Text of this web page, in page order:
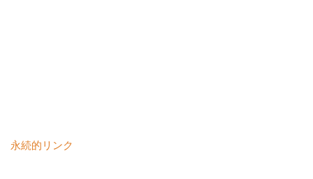
永続的リンク